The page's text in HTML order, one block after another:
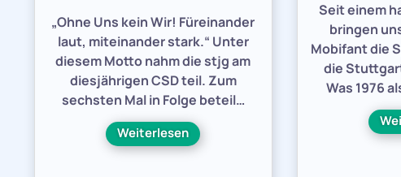
„Ohne Uns kein Wir! Füreinander
laut, miteinander stark.“ Unter
diesem Motto nahm die stjg am
diesjährigen CSD teil. Zum
sechsten Mal in Folge beteil…
Weiterlesen
Seit einem
bringen
Mobifant die
die
Was 1976